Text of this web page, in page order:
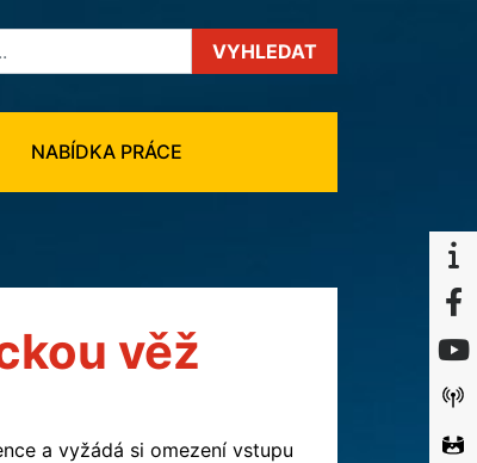
VYHLEDAT
NABÍDKA PRÁCE
věž
a vyžádá si omezení vstupu